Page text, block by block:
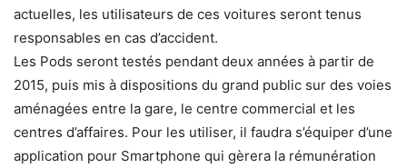
actuelles, les utilisateurs de ces voitures seront tenus
responsables en cas d’accident.
Les Pods seront testés pendant deux années à partir de
2015, puis mis à dispositions du grand public sur des voies
aménagées entre la gare, le centre commercial et les
centres d’affaires. Pour les utiliser, il faudra s’équiper d’une
application pour Smartphone qui gèrera la rémunération